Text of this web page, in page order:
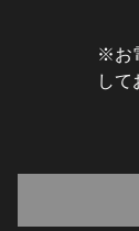
※お
して